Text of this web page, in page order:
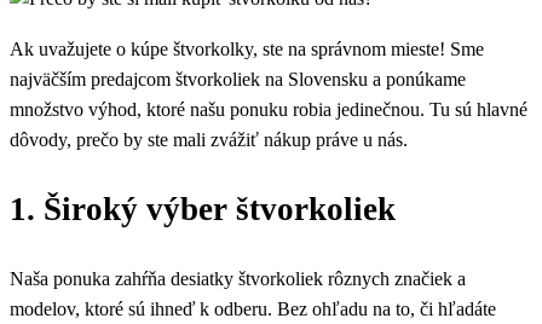
Ak uvažujete o kúpe štvorkolky, ste na správnom mieste! Sme
najväčším predajcom štvorkoliek na Slovensku a ponúkame
množstvo výhod, ktoré našu ponuku robia jedinečnou. Tu sú hlavné
dôvody, prečo by ste mali zvážiť nákup práve u nás.
1. Široký výber štvorkoliek
Naša ponuka zahŕňa desiatky štvorkoliek rôznych značiek a
modelov, ktoré sú ihneď k odberu. Bez ohľadu na to, či hľadáte